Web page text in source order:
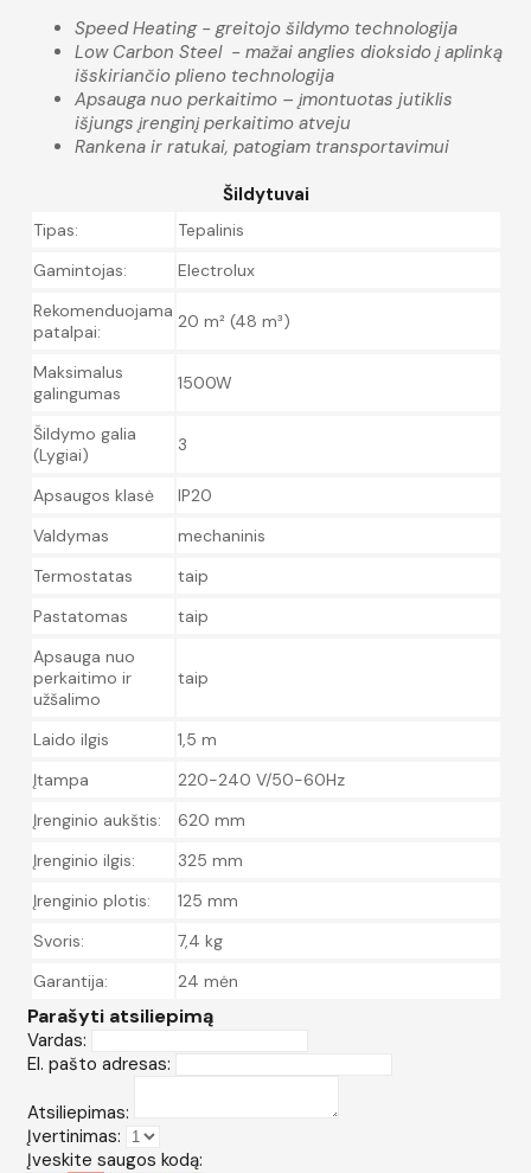
Speed Heating - greitojo šildymo technologija
Low Carbon Steel - mažai anglies dioksido į aplinką
išskiriančio plieno technologija
Apsauga nuo perkaitimo – įmontuotas jutiklis
išjungs įrenginį perkaitimo atveju
Rankena ir ratukai, patogiam transportavimui
Šildytuvai
Tipas:
Tepalinis
Gamintojas:
Electrolux
Rekomenduojama
patalpai:
20 m² (48 m³)
Maksimalus
galingumas
1500W
Šildymo galia
(Lygiai)
3
Apsaugos klasė
IP20
Valdymas
mechaninis
Termostatas
taip
Pastatomas
taip
Apsauga nuo
perkaitimo ir
užšalimo
taip
Laido ilgis
1,5 m
Įtampa
220-240 V/50-60Hz
Įrenginio aukštis:
620 mm
Įrenginio ilgis:
325 mm
Įrenginio plotis:
125 mm
Svoris:
7,4 kg
Garantija:
24 mėn
Parašyti atsiliepimą
Vardas:
El. pašto adresas:
Atsiliepimas:
Įvertinimas:
Įveskite saugos kodą: